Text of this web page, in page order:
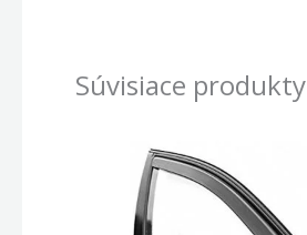
Súvisiace produkty